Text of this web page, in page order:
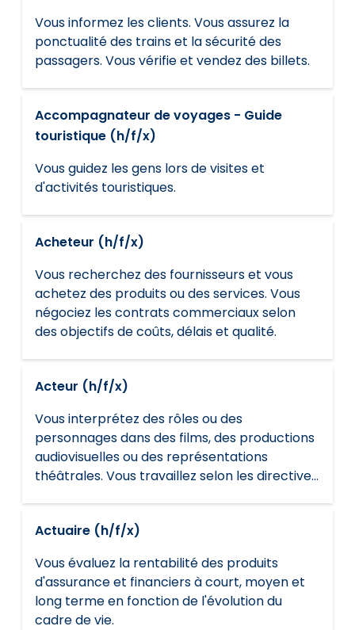
Vous informez les clients. Vous assurez la
ponctualité des trains et la sécurité des
passagers. Vous vérifie et vendez des billets.
Accompagnateur de voyages - Guide
touristique (h/f/x)
Vous guidez les gens lors de visites et
d'activités touristiques.
Acheteur (h/f/x)
Vous recherchez des fournisseurs et vous
achetez des produits ou des services. Vous
négociez les contrats commerciaux selon
des objectifs de coûts, délais et qualité.
Acteur (h/f/x)
Vous interprétez des rôles ou des
personnages dans des films, des productions
audiovisuelles ou des représentations
théâtrales. Vous travaillez selon les directives
ou de la programmation.
Actuaire (h/f/x)
Vous évaluez la rentabilité des produits
d'assurance et financiers à court, moyen et
long terme en fonction de l'évolution du
cadre de vie.